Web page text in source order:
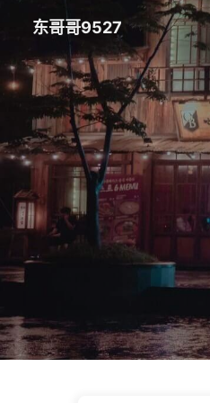
东哥哥9527